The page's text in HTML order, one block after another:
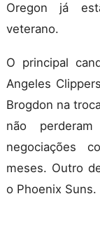
Oregon já
veterano.
O principal
Angeles
Brogdon na
não
negociações
meses. Outro
o Phoenix Suns.